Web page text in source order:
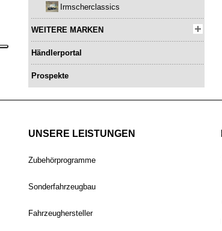
Irmscherclassics
WEITERE MARKEN
Händlerportal
Prospekte
UNSERE LEISTUNGEN
Zubehörprogramme
Sonderfahrzeugbau
Fahrzeughersteller